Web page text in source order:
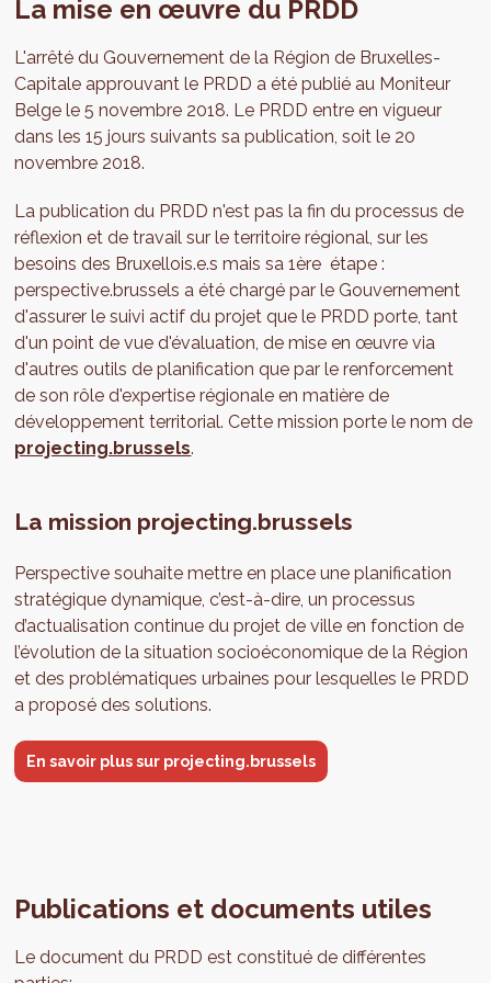
longue distance (échelle internationale et nationale),
Gouvernement réaffirme son souhait d'une mobilité
métropolitaine efficiente et profitable à tous. La Région
souhaitera que chacun puisse trouver tout ce dont il a
besoin au quotidien à 5 minutes de chez soi et pour les
autres déplacements, elle promeut une mobilité des
multimodales et vertueuses. Ainsi cette 4ème partie
révèle l'armature de mobilité bruxelloise au travers des
corridors : ces grands axes irriguent la ville et permettront
à terme de se déplacer efficacement. Sur ces axes et
plus généralement dans la Région, les modes de
déplacements actifs (marche, vélo...) et les transports en
commun (réseau STIB, réseaux des opérateurs
métropolitains, réseau ferré) gagneront encore en
importance et seront prioritaires. L'usage de la voiture
trouvera sa place et profitera des innovations.
Effectivement, les buts de la Région pour son avenir ne
conditions sont réunies : il s'agit notamment de
consolider le lien avec les communes et autres
institutions et autorités publiques. La Région considère
également la smart city comme un levier essentiel pour
atteindre ses objectifs et, à ce titre, accompagnera son
lien entre citoyen.ne et Région doit se renforcer et
notamment sur le développement régional.
La mise en œuvre du PRDD
L'arrêté du Gouvernement de la Région de Bruxelles-
Capitale approuvant le PRDD a été publié au Moniteur
Belge le 5 novembre 2018. Le PRDD entre en vigueur
dans les 15 jours suivants sa publication, soit le 20
novembre 2018.
La publication du PRDD n'est pas la fin du processus de
réflexion et de travail sur le territoire régional, sur les
besoins des Bruxellois.e.s mais sa 1ère étape :
perspective.brussels a été chargé par le Gouvernement
d'assurer le suivi actif du projet que le PRDD porte, tant
d'un point de vue d'évaluation, de mise en œuvre via
d'autres outils de planification que par le renforcement
de son rôle d'expertise régionale en matière de
développement territorial. Cette mission porte le nom de
projecting.brussels.
La mission projecting.brussels
Perspective souhaite mettre en place une planification
stratégique dynamique, c’est-à-dire, un processus
d’actualisation continue du projet de ville en fonction de
l’évolution de la situation socioéconomique de la Région
et des problématiques urbaines pour lesquelles le PRDD
a proposé des solutions.
En savoir plus sur projecting.brussels
Publications et documents utiles
Le document du PRDD est constitué de différentes